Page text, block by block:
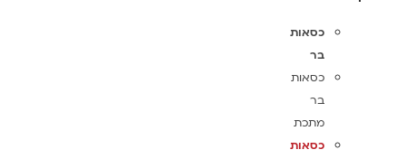
כסאות
בר
כסאות
בר
מתכת
כסאות